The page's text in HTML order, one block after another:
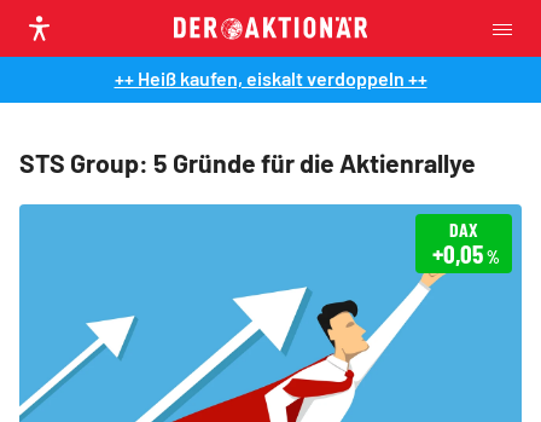
++ Heiß kaufen, eiskalt verdoppeln ++
STS Group: 5 Gründe für die Aktienrallye
DAX
+0,05%